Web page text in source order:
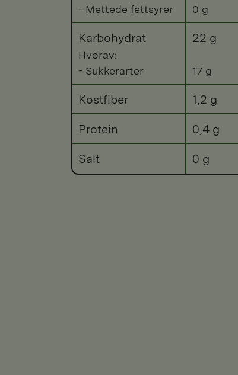
- Mettede fettsyrer
0 g
Karbohydrat
Hvorav:
- Sukkerarter
22 g
17 g
Kostfiber 1,2 g
Protein 0,4 g
Salt 0 g